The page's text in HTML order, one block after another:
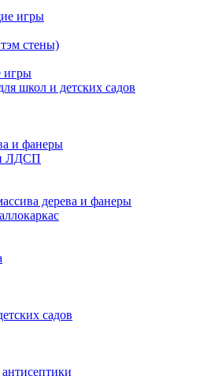
игры
стены)
игры
школ и детских садов
и фанеры
ЛДСП
дерева и фанеры
садов